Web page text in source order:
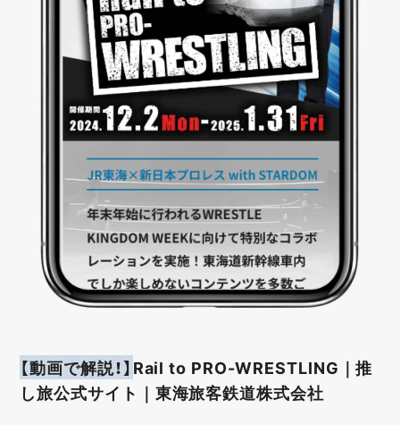
【動画で解説！】Rail to PRO-WRESTLING｜推
し旅公式サイト｜東海旅客鉄道株式会社